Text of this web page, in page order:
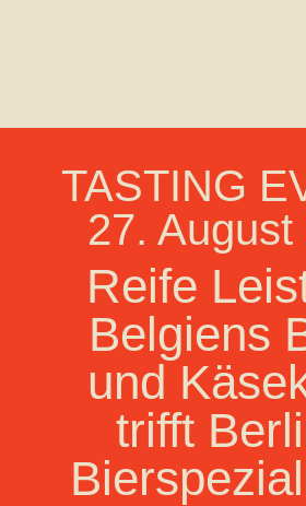
TASTING
27. August
Reife
Belgiens
und
trifft